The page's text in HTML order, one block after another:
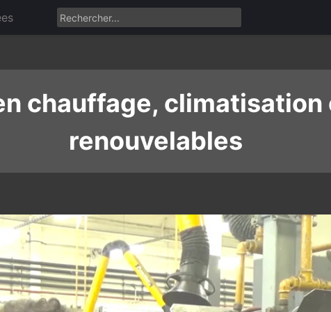
chauffage, climatisation
renouvelables